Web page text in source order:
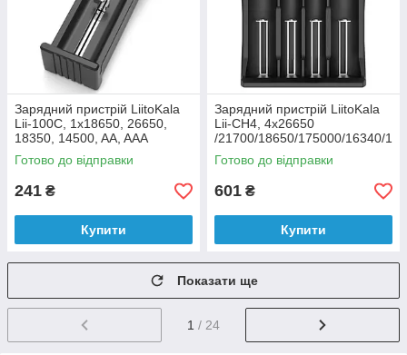
Зарядний пристрій LiitoKala
Lii-100C, 1x18650, 26650,
18350, 14500, AA, AAA
Готово до відправки
241 ₴
Купити
Зарядний пристрій LiitoKala
Lii-CH4, 4x26650
/21700/18650/175000/16340/1
4500/AA/ААА
Готово до відправки
601 ₴
Купити
Показати ще
1 / 24